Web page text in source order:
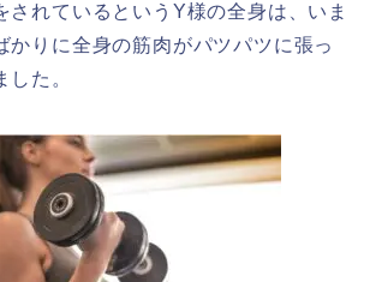
されているというY様の全身は、いま
かりに全身の筋肉がパツパツに張っ
た。